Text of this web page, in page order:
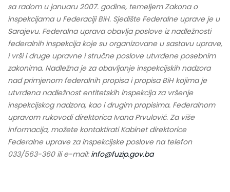
sa radom u januaru 2007. godine, temeljem Zakona o
inspekcijama u Federaciji BiH. Sjedište Federalne uprave je u
Sarajevu. Federalna uprava obavlja poslove iz nadležnosti
federalnih inspekcija koje su organizovane u sastavu uprave,
i vrši i druge upravne i stručne poslove utvrđene posebnim
zakonima. Nadležna je za obavljanje inspekcijskih nadzora
nad primjenom federalnih propisa i propisa BiH kojima je
utvrđena nadležnost entitetskih inspekcija za vršenje
inspekcijskog nadzora, kao i drugim propisima. Federalnom
upravom rukovodi direktorica Ivana Prvulović. Za više
informacija, možete kontaktirati Kabinet direktorice
Federalne uprave za inspekcijske poslove na telefon
033/563-360 ili e-mail: info@fuzip.gov.ba